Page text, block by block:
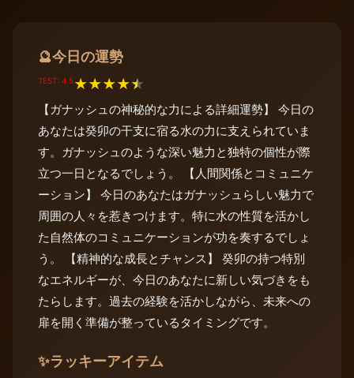
🔮今日の運勢
TEST: 4.5★★★★★
【ガナッシュの神秘的な力による詳細運勢】 今日の
あなたは癸卯の干支に宿る水の力に支えられていま
す。ガナッシュのような深い魅力と独特の個性が際
立つ一日となるでしょう。 【人間関係とコミュニケ
ーション】 今日のあなたはガナッシュらしい魅力で
周囲の人々を惹きつけます。特に水の性質を活かし
た自然体のコミュニケーションが功を奏するでしょ
う。 【精神的な成長とチャンス】 癸卯の持つ特別
なエネルギーが、今日のあなたに新しい気づきをも
たらします。過去の経験を活かしながら、未来への
扉を開く準備が整っているタイミングです。
✨ラッキーアイテム